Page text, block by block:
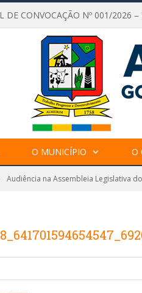
DE CONVOCAÇÃO Nº 001/2026 –
O MUNICÍPIO O
Audiência na Assembleia Legislativa